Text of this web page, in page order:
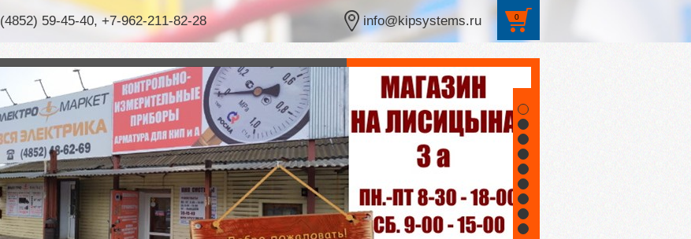
0
(4852) 59-45-40, +7-962-211-82-28 info@kipsystems.ru
1
2
3
4
5
6
7
8
9